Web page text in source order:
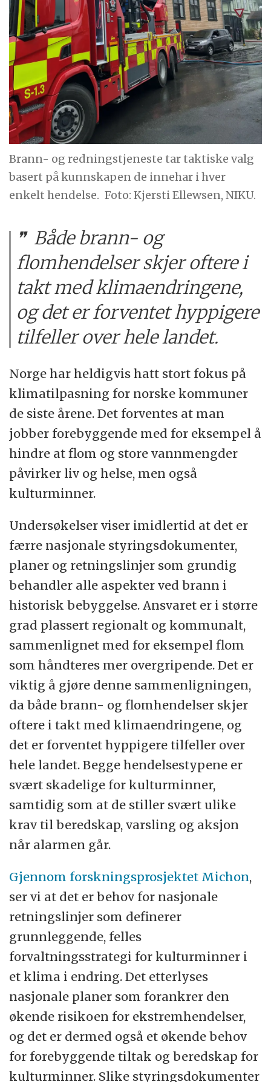
Brann- og redningstjeneste tar taktiske valg
basert på kunnskapen de innehar i hver
enkelt hendelse. Foto: Kjersti Ellewsen, NIKU.
Både brann- og
flomhendelser skjer oftere i
takt med klimaendringene,
og det er forventet hyppigere
tilfeller over hele landet.
Norge har heldigvis hatt stort fokus på
klimatilpasning for norske kommuner
de siste årene. Det forventes at man
jobber forebyggende med for eksempel å
hindre at flom og store vannmengder
påvirker liv og helse, men også
kulturminner.
Undersøkelser viser imidlertid at det er
færre nasjonale styringsdokumenter,
planer og retningslinjer som grundig
behandler alle aspekter ved brann i
historisk bebyggelse. Ansvaret er i større
grad plassert regionalt og kommunalt,
sammenlignet med for eksempel flom
som håndteres mer overgripende. Det er
viktig å gjøre denne sammenligningen,
da både brann- og flomhendelser skjer
oftere i takt med klimaendringene, og
det er forventet hyppigere tilfeller over
hele landet. Begge hendelsestypene er
svært skadelige for kulturminner,
samtidig som at de stiller svært ulike
krav til beredskap, varsling og aksjon
når alarmen går.
Gjennom forskningsprosjektet Michon,
ser vi at det er behov for nasjonale
retningslinjer som definerer
grunnleggende, felles
forvaltningsstrategi for kulturminner i
et klima i endring. Det etterlyses
nasjonale planer som forankrer den
økende risikoen for ekstremhendelser,
og det er dermed også et økende behov
for forebyggende tiltak og beredskap for
kulturminner. Slike styringsdokumenter